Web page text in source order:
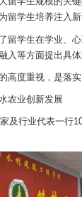
扩大留学生规
，为留学生培
析了留学生在
园融入等方面
工作的高度重视
促节水农业创新